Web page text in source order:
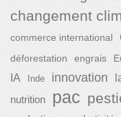
changement
commerce international
déforestation engrais
IA Inde innovation
nutrition pac